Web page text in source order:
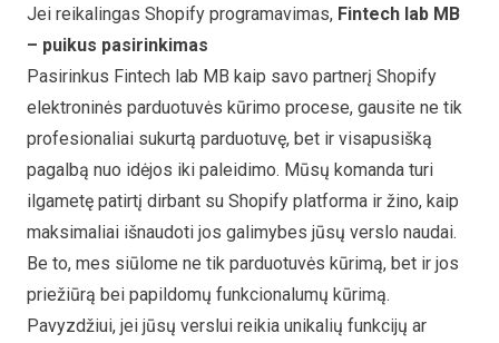
Jei reikalingas Shopify programavimas, Fintech lab MB
– puikus pasirinkimas
Pasirinkus Fintech lab MB kaip savo partnerį Shopify
elektroninės parduotuvės kūrimo procese, gausite ne tik
profesionaliai sukurtą parduotuvę, bet ir visapusišką
pagalbą nuo idėjos iki paleidimo. Mūsų komanda turi
ilgametę patirtį dirbant su Shopify platforma ir žino, kaip
maksimaliai išnaudoti jos galimybes jūsų verslo naudai.
Be to, mes siūlome ne tik parduotuvės kūrimą, bet ir jos
priežiūrą bei papildomų funkcionalumų kūrimą.
Pavyzdžiui, jei jūsų verslui reikia unikalių funkcijų ar